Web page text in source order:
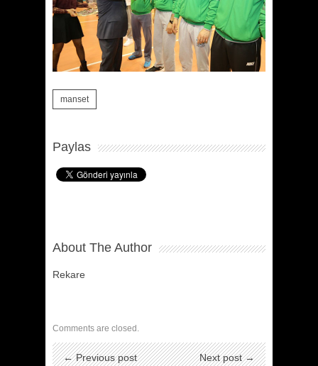
manset
Paylas
About The Author
Rekare
Comments are closed.
← Previous post Next post →